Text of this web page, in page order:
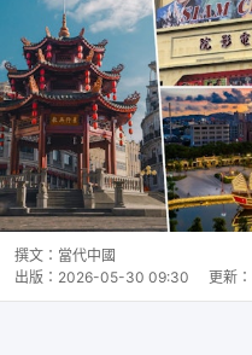
撰文： 當代中國
出版： 2026-05-30 09:30 更新：